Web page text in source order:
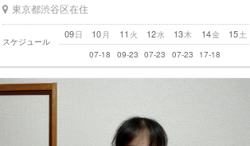
東京都渋谷区在住
スケジュール
日
09 月
10 火
11 水
12 木
13 金
14 土
15
07-18 09-23 07-23 07-23 17-18